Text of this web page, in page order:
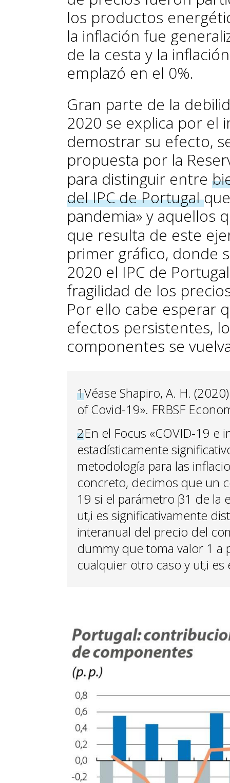
los productos
la inflación fue
de la cesta y la
emplazó en el 0%.
Gran parte de la
2020 se explica por el
demostrar su efecto,
propuesta por la
para distinguir entre
del IPC de Portugal
pandemia» y aquellos
que resulta de este
primer gráfico, donde
2020 el IPC de
fragilidad de los
Por ello cabe esperar
efectos persistentes,
componentes se
1Véase Shapiro, A. H.
of Covid-19». FRBSF
2En el Focus «COVID-19 e
estadísticamente
metodología para las
concreto, decimos que un
19 si el parámetro β1 de la
ut,i es significativamente
interanual del precio del
dummy que toma valor 1 a
cualquier otro caso y ut,i